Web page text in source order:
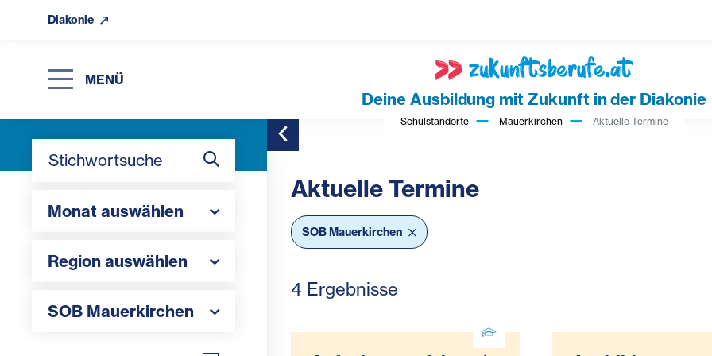
Diakonie
MENÜ
Deine Ausbildung mit Zukunft in der Diakonie
Schulstandorte Mauerkirchen Aktuelle Termine
Toggle Sidebar Filter
Stichwortsuche
Monat auswählen
Monat auswählen
Region auswählen
Region auswählen
Schulstandorte
SOB Mauerkirchen
Aktuelle Termine
SOB Mauerkirchen
4 Ergebnisse